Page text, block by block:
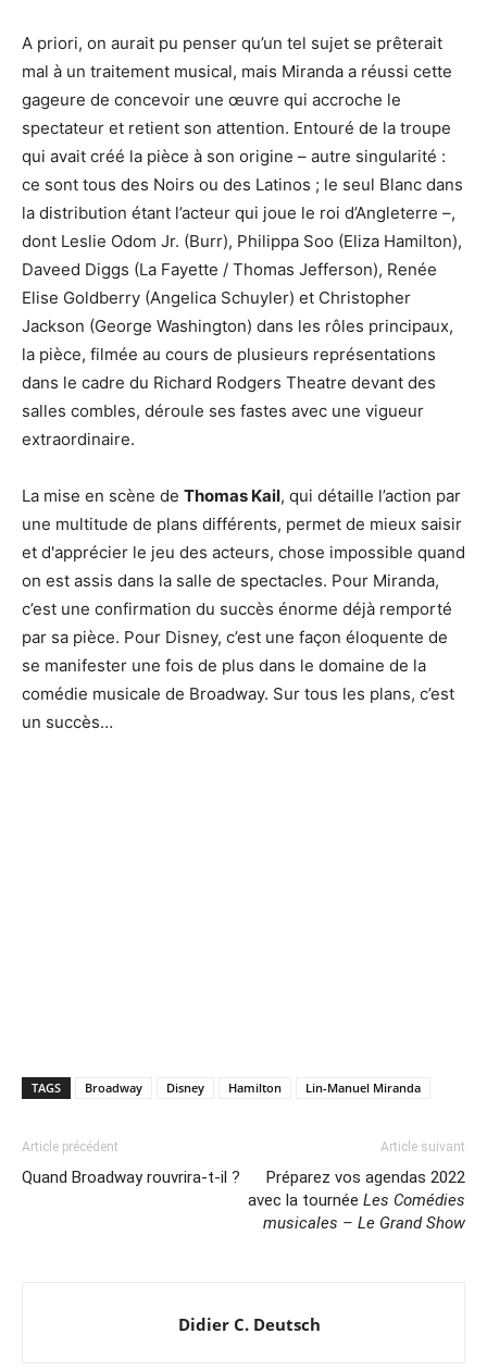
A priori, on aurait pu penser qu’un tel sujet se prêterait
mal à un traitement musical, mais Miranda a réussi cette
gageure de concevoir une œuvre qui accroche le
spectateur et retient son attention. Entouré de la troupe
qui avait créé la pièce à son origine – autre singularité :
ce sont tous des Noirs ou des Latinos ; le seul Blanc dans
la distribution étant l’acteur qui joue le roi d’Angleterre –,
dont Leslie Odom Jr. (Burr), Philippa Soo (Eliza Hamilton),
Daveed Diggs (La Fayette / Thomas Jefferson), Renée
Elise Goldberry (Angelica Schuyler) et Christopher
Jackson (George Washington) dans les rôles principaux,
la pièce, filmée au cours de plusieurs représentations
dans le cadre du Richard Rodgers Theatre devant des
salles combles, déroule ses fastes avec une vigueur
extraordinaire.
La mise en scène de Thomas Kail, qui détaille l’action par
une multitude de plans différents, permet de mieux saisir
et d'apprécier le jeu des acteurs, chose impossible quand
on est assis dans la salle de spectacles. Pour Miranda,
c’est une confirmation du succès énorme déjà remporté
par sa pièce. Pour Disney, c’est une façon éloquente de
se manifester une fois de plus dans le domaine de la
comédie musicale de Broadway. Sur tous les plans, c’est
un succès…
TAGS Broadway Disney Hamilton Lin-Manuel Miranda
Article précédent
Quand Broadway rouvrira-t-il ?
Article suivant
Préparez vos agendas 2022
avec la tournée Les Comédies
musicales – Le Grand Show
Didier C. Deutsch